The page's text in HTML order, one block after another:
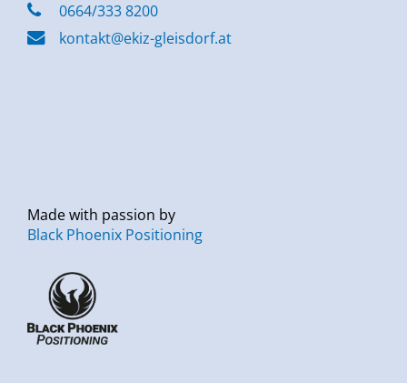
0664/333 8200
kontakt@ekiz-gleisdorf.at
Made with passion by
Black Phoenix Positioning